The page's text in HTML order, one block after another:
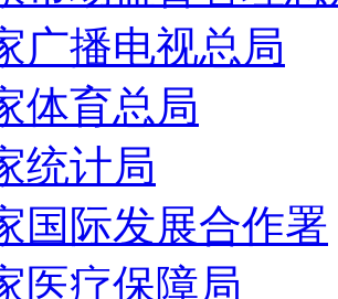
广播电视总局
体育总局
统计局
国际发展合作署
医疗保障局